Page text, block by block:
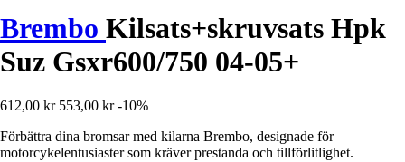
Brembo Kilsats+skruvsats Hpk
Suz Gsxr600/750 04-05+
612,00 kr 553,00 kr -10%
Förbättra dina bromsar med kilarna Brembo, designade för
motorcykelentusiaster som kräver prestanda och tillförlitlighet.